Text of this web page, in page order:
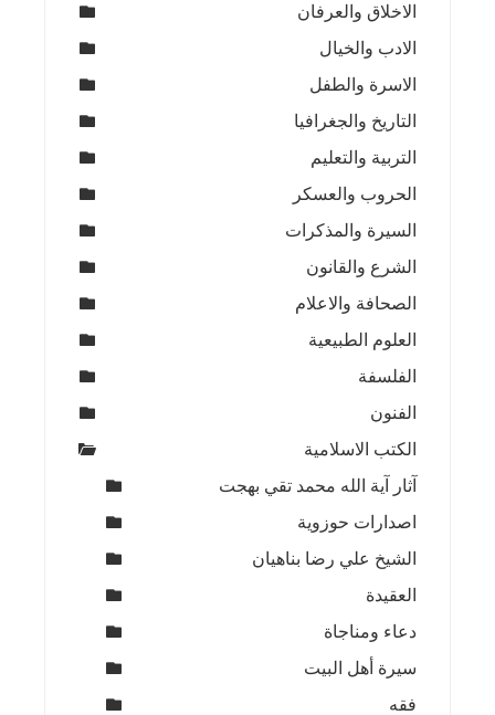
الاخلاق والعرفان
الادب والخيال
الاسرة والطفل
التاريخ والجغرافيا
التربية والتعليم
الحروب والعسكر
السيرة والمذكرات
الشرع والقانون
الصحافة والاعلام
العلوم الطبيعية
الفلسفة
الفنون
الكتب الاسلامية
آثار آية الله محمد تقي بهجت
اصدارات حوزوية
الشيخ علي رضا بناهيان
العقيدة
دعاء ومناجاة
سيرة أهل البيت
فقه